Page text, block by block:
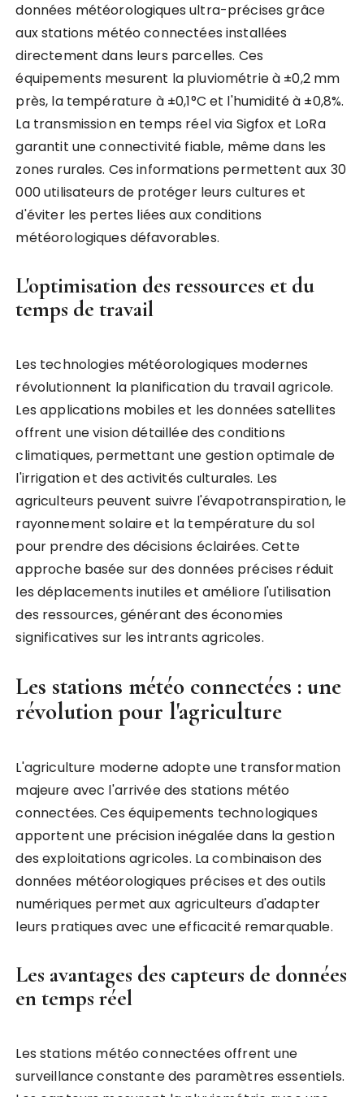
données météorologiques ultra-précises grâce
aux stations météo connectées installées
directement dans leurs parcelles. Ces
équipements mesurent la pluviométrie à ±0,2 mm
près, la température à ±0,1°C et l'humidité à ±0,8%.
La transmission en temps réel via Sigfox et LoRa
garantit une connectivité fiable, même dans les
zones rurales. Ces informations permettent aux 30
000 utilisateurs de protéger leurs cultures et
d'éviter les pertes liées aux conditions
météorologiques défavorables.
L'optimisation des ressources et du
temps de travail
Les technologies météorologiques modernes
révolutionnent la planification du travail agricole.
Les applications mobiles et les données satellites
offrent une vision détaillée des conditions
climatiques, permettant une gestion optimale de
l'irrigation et des activités culturales. Les
agriculteurs peuvent suivre l'évapotranspiration, le
rayonnement solaire et la température du sol
pour prendre des décisions éclairées. Cette
approche basée sur des données précises réduit
les déplacements inutiles et améliore l'utilisation
des ressources, générant des économies
significatives sur les intrants agricoles.
Les stations météo connectées : une
révolution pour l'agriculture
L'agriculture moderne adopte une transformation
majeure avec l'arrivée des stations météo
connectées. Ces équipements technologiques
apportent une précision inégalée dans la gestion
des exploitations agricoles. La combinaison des
données météorologiques précises et des outils
numériques permet aux agriculteurs d'adapter
leurs pratiques avec une efficacité remarquable.
Les avantages des capteurs de données
en temps réel
Les stations météo connectées offrent une
surveillance constante des paramètres essentiels.